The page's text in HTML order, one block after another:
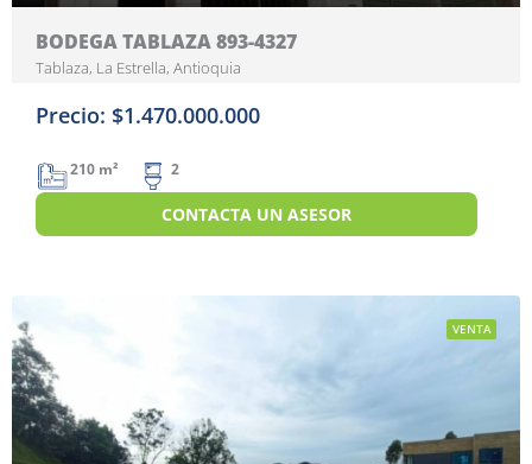
BODEGA TABLAZA 893-4327
Tablaza, La Estrella, Antioquia
Precio: $1.470.000.000
210 m² 2
CONTACTA UN ASESOR
VENTA